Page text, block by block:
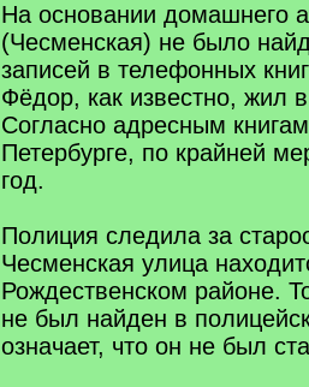
На основании домашнего
(Чесменская) не было
записей в телефонных
Фёдор, как известно, жил
Согласно адресным
Петербурге, по крайней
год.
Полиция следила за
Чесменская улица
Рождественском районе.
не был найден в
означает, что он не был